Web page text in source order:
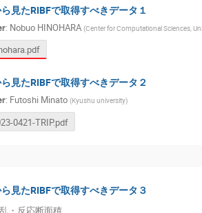
見たRIBFで取得すべきデータ１
: Nobuo HINOHARA (Center for Computational Sciences,
見たRIBFで取得すべきデータ２
: Futoshi Minato (Kyushu university)
0421-TRIP.pdf
見たRIBFで取得すべきデータ３
・反応断面積